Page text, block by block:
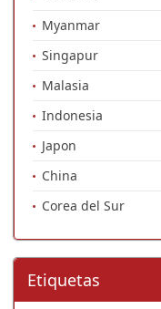
Myanmar
Singapur
Malasia
Indonesia
Japon
China
Corea del Sur
Etiquetas